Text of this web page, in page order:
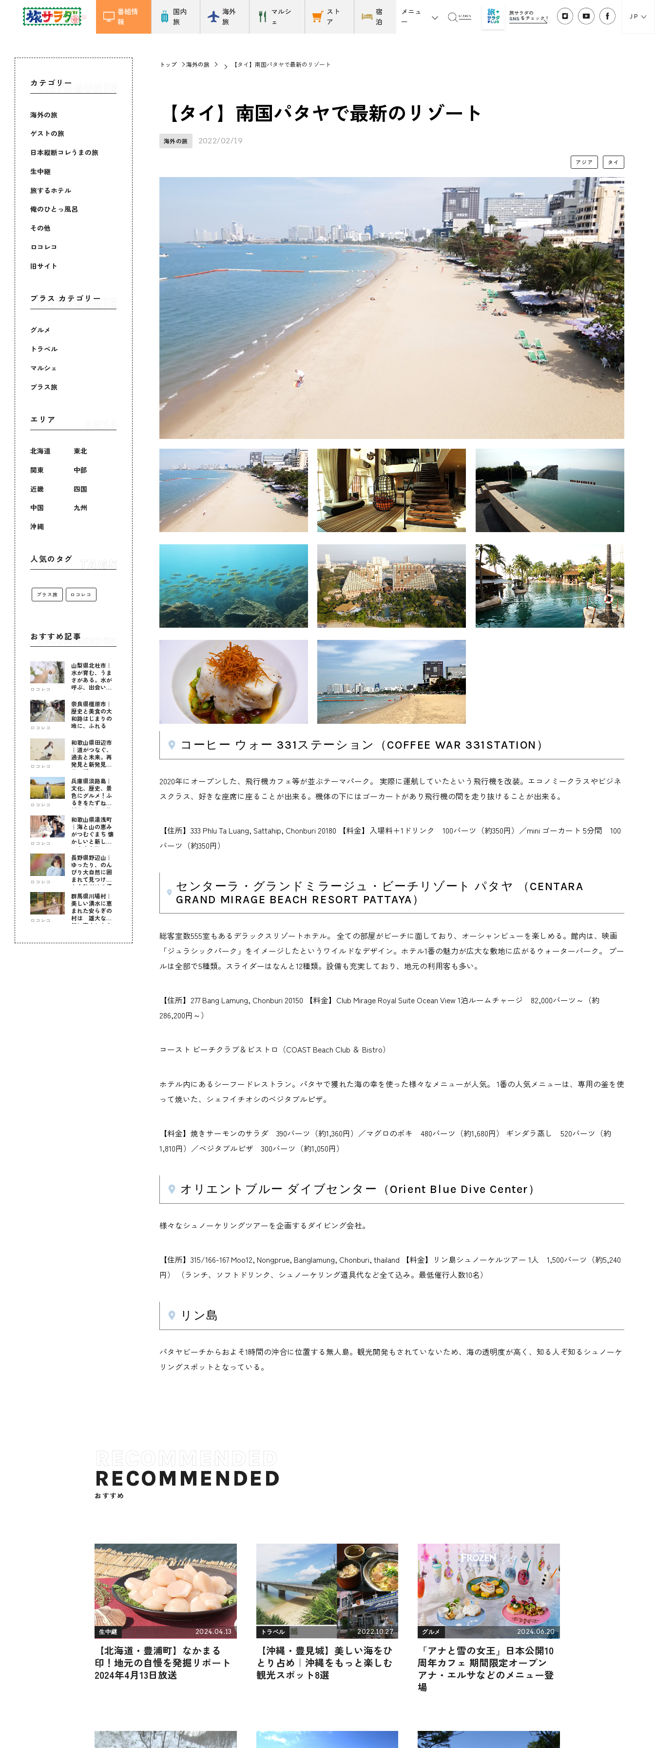
番組情
報
国内
旅
海外
旅
マルシ
ェ
スト
ア
宿
泊
メニュ
ー
旅サラダの
SNS をチェック！ JP
カテゴリー
海外の旅
ゲストの旅
日本縦断コレうまの旅
生中継
旅するホテル
俺のひとっ風呂
その他
ロコレコ
旧サイト
プラス カテゴリー
グルメ
トラベル
マルシェ
プラス旅
エリア
北海道
東北
関東
中部
近畿
四国
中国
九州
沖縄
人気のタグ
プラス旅 ロコレコ
おすすめ記事
ロコレコ
山梨県北杜市｜
水が育む、うま
さがある。水が
呼ぶ、出会いが
ある。
ロコレコ
奈良県橿原市｜
歴史と美食の大
和路はじまりの
地に、ふれる
ロコレコ
和歌山県田辺市
｜道がつなぐ、
過去と未来。再
発見と新発見の
待つ街へ
ロコレコ
兵庫県淡路島｜
文化、歴史、景
色にグルメ！ふ
るきをたずねて
新しきを知る旅
ロコレコ
和歌山県湯浅町
｜海と山の恵み
がつむぐまち 懐
かしいと新しい
に出会う旅
ロコレコ
長野県野辺山｜
ゆったり、のん
びり大自然に囲
まれて見つけ
た！私だけの優
しい自分時間
ロコレコ
群馬県川場村｜
美しい湧水に恵
まれた安らぎの
村は 雄大な自
然に育まれた心
トップ 海外の旅 【タイ】南国パタヤで最新のリゾート
【タイ】南国パタヤで最新のリゾート
海外の旅 2022/02/19
アジア タイ
コーヒー ウォー 331ステーション（COFFEE WAR 331STATION）
2020年にオープンした、飛行機カフェ等が並ぶテーマパーク。 実際に運航していたという飛行機を改装。エコノミークラスやビジネ
スクラス、好きな座席に座ることが出来る。機体の下にはゴーカートがあり飛行機の間を走り抜けることが出来る。
【住所】333 Phlu Ta Luang, Sattahip, Chonburi 20180 【料金】入場料＋1ドリンク 100バーツ（約350円）／mini ゴーカート 5分間 100
バーツ（約350円）
センターラ・グランドミラージュ・ビーチリゾート パタヤ （CENTARA
GRAND MIRAGE BEACH RESORT PATTAYA）
総客室数555室もあるデラックスリゾートホテル。 全ての部屋がビーチに面しており、オーシャンビューを楽しめる。館内は、映画
「ジュラシックパーク」をイメージしたというワイルドなデザイン。ホテル1番の魅力が広大な敷地に広がるウォーターパーク。 プー
ルは全部で5種類。スライダーはなんと12種類。設備も充実しており、地元の利用客も多い。
【住所】277 Bang Lamung, Chonburi 20150 【料金】Club Mirage Royal Suite Ocean View 1泊ルームチャージ 82,000バーツ～（約
286,200円～）
コースト ビーチクラブ＆ビストロ（COAST Beach Club ＆ Bistro）
ホテル内にあるシーフードレストラン。パタヤで獲れた海の幸を使った様々なメニューが人気。 1番の人気メニューは、専用の釜を使
って焼いた、シェフイチオシのベジタブルピザ。
【料金】焼きサーモンのサラダ 390バーツ（約1,360円）／マグロのポキ 480バーツ（約1,680円） ギンダラ蒸し 520バーツ（約
1,810円）／ベジタブルピザ 300バーツ（約1,050円）
オリエントブルー ダイブセンター（Orient Blue Dive Center）
様々なシュノーケリングツアーを企画するダイビング会社。
【住所】315/166-167 Moo12, Nongprue, Banglamung, Chonburi, thailand 【料金】リン島シュノーケルツアー 1人 1,500バーツ（約5,240
円） （ランチ、ソフトドリンク、シュノーケリング道具代など全て込み。最低催行人数10名）
リン島
パタヤビーチからおよそ1時間の沖合に位置する無人島。観光開発もされていないため、海の透明度が高く、知る人ぞ知るシュノーケ
リングスポットとなっている。
RECOMMENDED
おすすめ
生中継 2024.04.13
【北海道・豊浦町】なかまる
印！地元の自慢を発掘リポート
2024年4月13日放送
トラベル 2022.10.27
【沖縄・豊見城】美しい海をひ
とり占め｜沖縄をもっと楽しむ
観光スポット8選
グルメ 2024.06.20
「アナと雪の女王」日本公開10
周年カフェ 期間限定オープン
アナ・エルサなどのメニュー登
場